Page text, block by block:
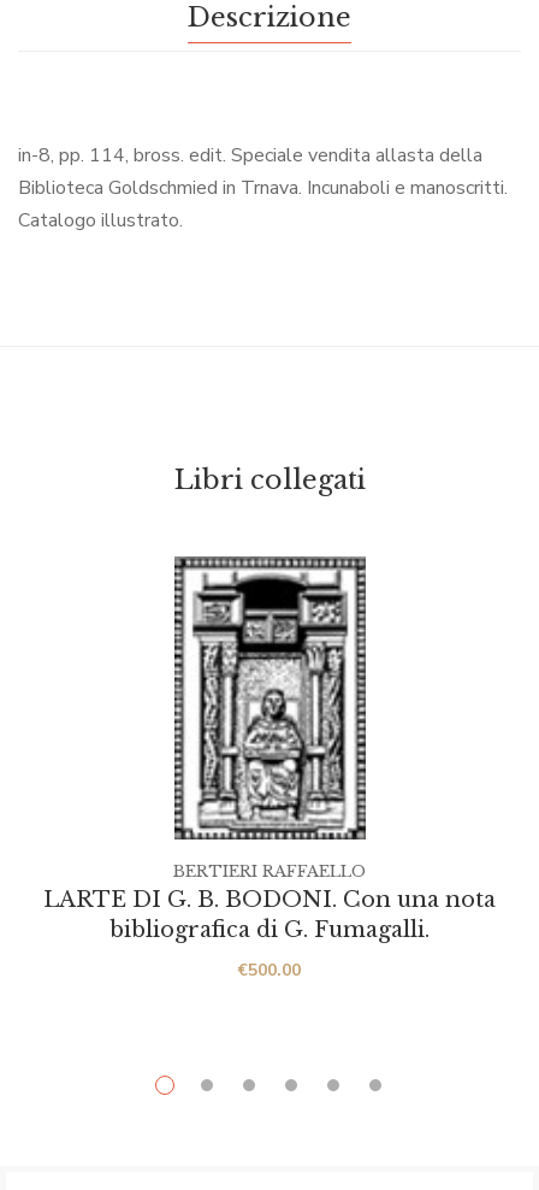
Descrizione
in-8, pp. 114, bross. edit. Speciale vendita allasta della
Biblioteca Goldschmied in Trnava. Incunaboli e manoscritti.
Catalogo illustrato.
Libri collegati
LARTE DI G. B. BODONI. Con una nota
bibliografica di G. Fumagalli.
€500.00
BERTIERI RAFFAELLO